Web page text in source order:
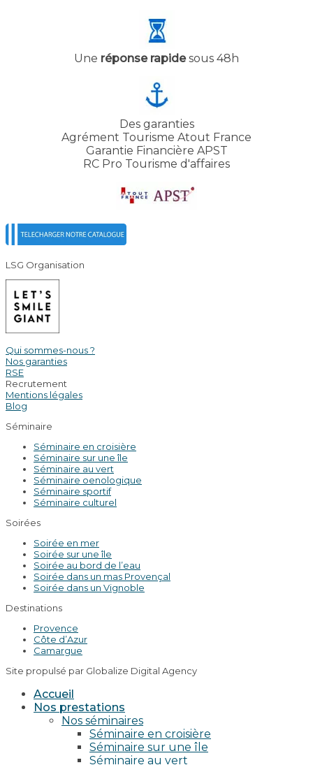
Une réponse rapidesous 48h
Des garanties
Agrément Tourisme Atout France
Garantie Financière APST
RC Pro Tourisme d'affaires
LSG Organisation
Qui sommes-nous ?
Nos garanties
RSE
Recrutement
Mentions légales
Blog
Séminaire
Séminaire en croisière
Séminaire sur une île
Séminaire au vert
Séminaire oenologique
Séminaire sportif
Séminaire culturel
Soirées
Soirée en mer
Soirée sur une île
Soirée au bord de l’eau
Soirée dans un mas Provençal
Soirée dans un Vignoble
Destinations
Provence
Côte d’Azur
Camargue
Site propulsé par Globalize Digital Agency
Accueil
Nos prestations
Nos séminaires
Séminaire en croisière
Séminaire sur une île
Séminaire au vert